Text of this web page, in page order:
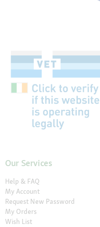
Our Services
Help & FAQ
My Account
Request New Password
My Orders
Wish List